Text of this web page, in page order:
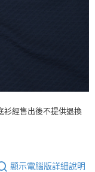
衫經售出後不提供退換
顯示電腦版詳細說明